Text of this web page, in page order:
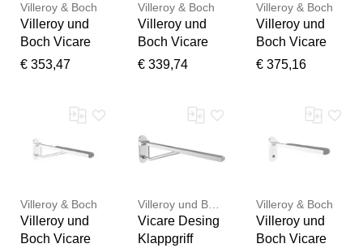
Villeroy & Boch
Villeroy und
Boch Vicare
Desing
cm, Edelstahl
€ 353,47
Villeroy & Boch
Villeroy und
Boch Vicare
Desing
cm, Edelstahl
€ 339,74
Villeroy & Boch
Villeroy und
Boch Vicare
Desing
cm, Edelstahl
Edelstahl-
€ 375,16
Villeroy & Boch
Villeroy und
Boch Vicare
Vicare Desing
Klappgriff
Villeroy & Boch
Villeroy und
Boch Vicare
Ihr Feedback wird nun vor
der Veröffentlichung von
unserem Team geprüft.